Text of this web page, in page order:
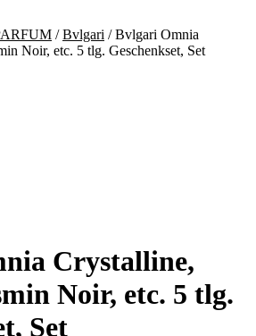
/Bvlgari /Bvlgari Omnia
Noir, etc. 5 tlg. Geschenkset, Set
Crystalline,
Noir, etc. 5 tlg.
Set